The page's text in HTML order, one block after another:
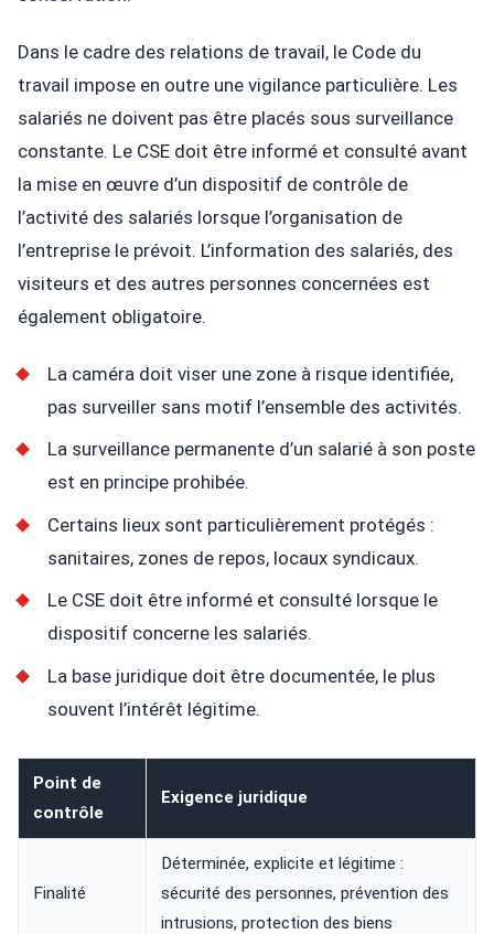
Dans le cadre des relations de travail, le Code du
travail impose en outre une vigilance particulière. Les
salariés ne doivent pas être placés sous surveillance
constante. Le CSE doit être informé et consulté avant
la mise en œuvre d’un dispositif de contrôle de
l’activité des salariés lorsque l’organisation de
l’entreprise le prévoit. L’information des salariés, des
visiteurs et des autres personnes concernées est
également obligatoire.
La caméra doit viser une zone à risque identifiée,
pas surveiller sans motif l’ensemble des activités.
La surveillance permanente d’un salarié à son poste
est en principe prohibée.
Certains lieux sont particulièrement protégés :
sanitaires, zones de repos, locaux syndicaux.
Le CSE doit être informé et consulté lorsque le
dispositif concerne les salariés.
La base juridique doit être documentée, le plus
souvent l’intérêt légitime.
Point de
contrôle
Exigence juridique
Finalité
Déterminée, explicite et légitime :
sécurité des personnes, prévention des
intrusions, protection des biens